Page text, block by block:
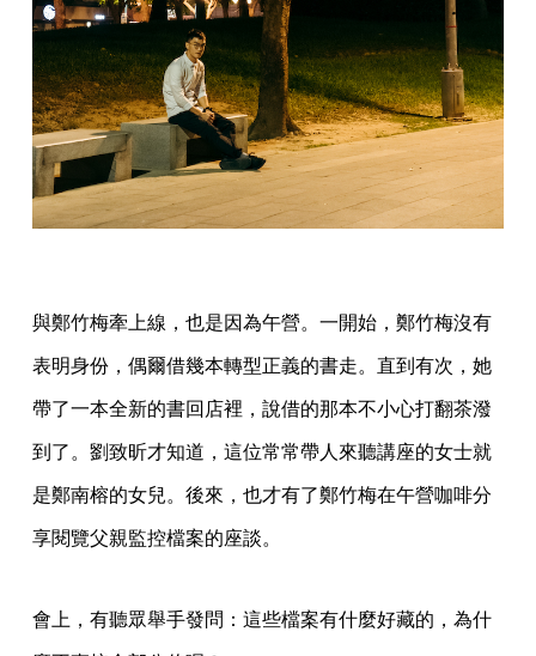
與鄭竹梅牽上線，也是因為午營。一開始，鄭竹梅沒有
表明身份，偶爾借幾本轉型正義的書走。直到有次，她
帶了一本全新的書回店裡，說借的那本不小心打翻茶潑
到了。劉致昕才知道，這位常常帶人來聽講座的女士就
是鄭南榕的女兒。後來，也才有了鄭竹梅在午營咖啡分
享閱覽父親監控檔案的座談。
會上，有聽眾舉手發問：這些檔案有什麼好藏的，為什